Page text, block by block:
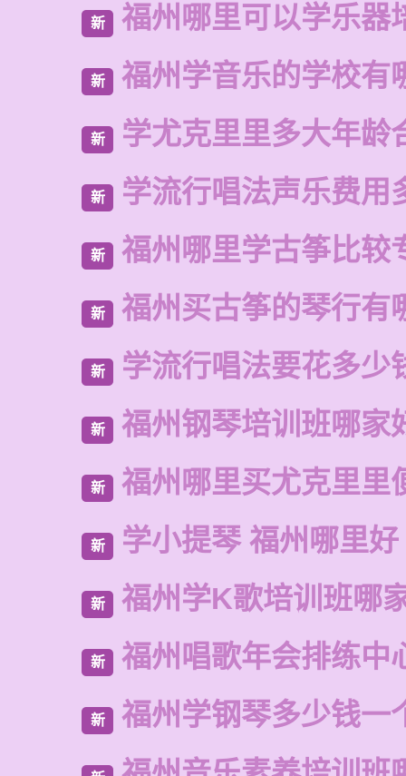
新 福州哪里可以学乐器
新 福州学音乐的学校有
新 学尤克里里多大年龄
新 学流行唱法声乐费用
新 福州哪里学古筝比较
新 福州买古筝的琴行有
新 学流行唱法要花多少
新 福州钢琴培训班哪家
新 福州哪里买尤克里里
新 学小提琴 福州哪里好
新 福州学K歌培训班哪
新 福州唱歌年会排练中
新 福州学钢琴多少钱一